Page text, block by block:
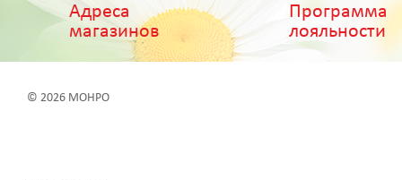
Адреса
магазинов
Программа
лояльности
© 2026 МОНРО